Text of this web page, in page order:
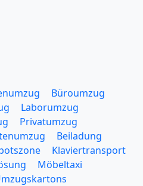
Büroumzug
Laborumzug
Privatumzug
Beiladung
Klaviertransport
Möbeltaxi